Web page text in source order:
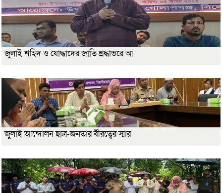
জুলাই শহিদ ও যোদ্ধাদের জাতি শ্রদ্ধাভরে আ
জুলাই আন্দোলন ছাত্র-জনতার বীরত্বের স্মার